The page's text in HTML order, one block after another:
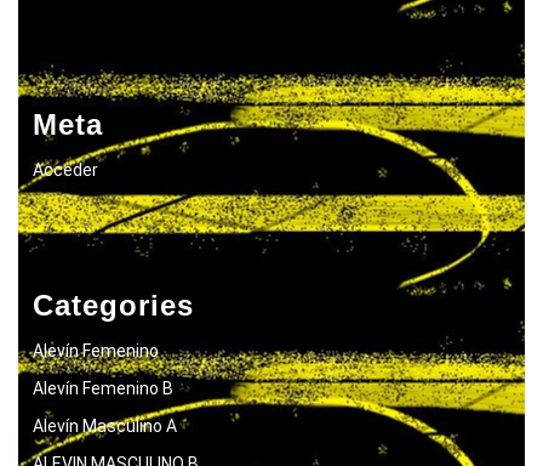
Meta
Acceder
Categories
Alevín Femenino
Alevín Femenino B
Alevín Masculino A